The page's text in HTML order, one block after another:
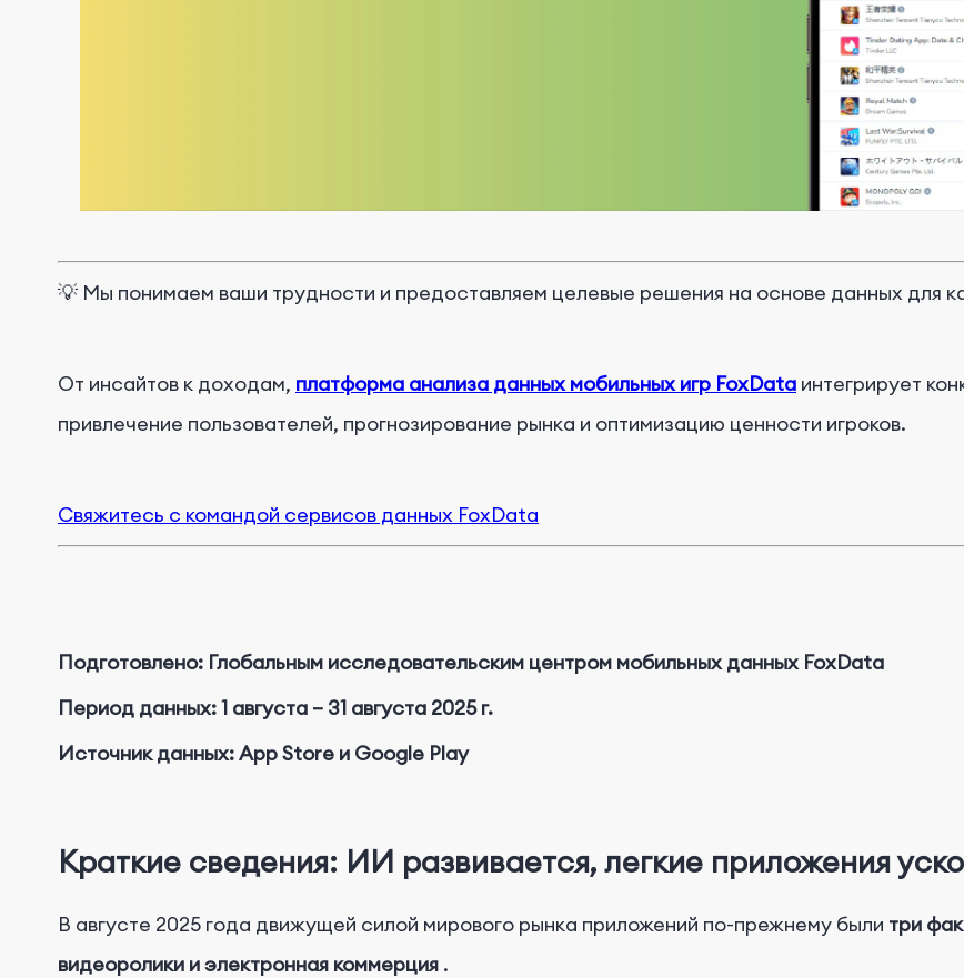
💡 Мы понимаем ваши трудности и предоставляем целевые решения на основе данных для
От инсайтов к доходам, платформа анализа данных мобильных игр FoxData интегрирует
привлечение пользователей, прогнозирование рынка и оптимизацию ценности игроков.
Свяжитесь с командой сервисов данных FoxData
Подготовлено: Глобальным исследовательским центром мобильных данных FoxData
Период данных: 1 августа – 31 августа 2025 г.
Источник данных: App Store и Google Play
Краткие сведения: ИИ развивается, легкие приложения
В августе 2025 года движущей силой мирового рынка приложений по-прежнему были три
видеоролики и электронная коммерция .